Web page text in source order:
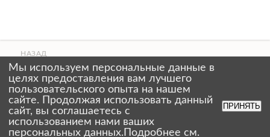
НАЗАД
СТРАНИЦЫ
Мы используем персональные данные в
целях предоставления вам лучшего
пользовательского опыта на нашем
сайте. Продолжая использовать данный
сайт, вы соглашаетесь с
использованием нами ваших
персональных данных.Подробнее см.
ПРИНЯТЬ